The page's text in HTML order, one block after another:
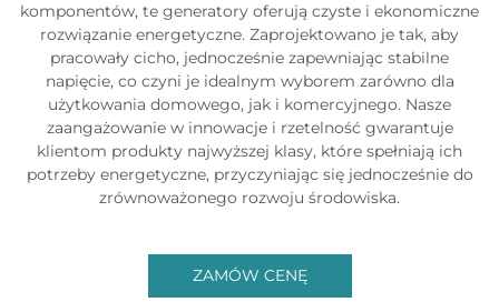
komponentów, te generatory oferują czyste i ekonomiczne
rozwiązanie energetyczne. Zaprojektowano je tak, aby
pracowały cicho, jednocześnie zapewniając stabilne
napięcie, co czyni je idealnym wyborem zarówno dla
użytkowania domowego, jak i komercyjnego. Nasze
zaangażowanie w innowacje i rzetelność gwarantuje
klientom produkty najwyższej klasy, które spełniają ich
potrzeby energetyczne, przyczyniając się jednocześnie do
zrównoważonego rozwoju środowiska.
ZAMÓW CENĘ